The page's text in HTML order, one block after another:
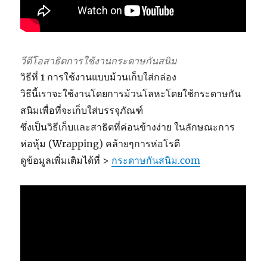
วีดีโอสาธิตการใช้งานกระดาษกันสนิม
วิธีที่ 1 การใช้งานแบบม้วนเก็บใส่กล่อง
วิธีนี้เราจะใช้งานโดยการม้วนโลหะโดยใช้กระดาษกัน
สนิมเพื่อที่จะเก็บใส่บรรจุภัณฑ์
ซึ่งเป็นวิธีเก็บและสาธิตที่ค่อนข้างง่าย ในลักษณะการ
ห่อหุ้ม (Wrapping) คล้ายๆการห่อโรตี
ดูข้อมูลเพิ่มเติมได้ที่ > กระดาษกันสนิม.com